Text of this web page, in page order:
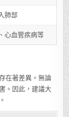
肺部
心血管疾病等
在著差異。無論
。因此，建議大